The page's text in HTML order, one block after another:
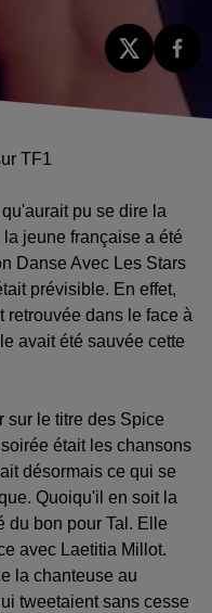
pu se dire la
jeune française a été
Danse Avec Les Stars
prévisible. En effet,
retrouvée dans le face à
avait été sauvée cette
sur le titre des Spice
était les chansons
désormais ce qui se
Quoiqu'il en soit la
du bon pour Tal. Elle
avec Laetitia Millot.
la chanteuse au
tweetaient sans cesse